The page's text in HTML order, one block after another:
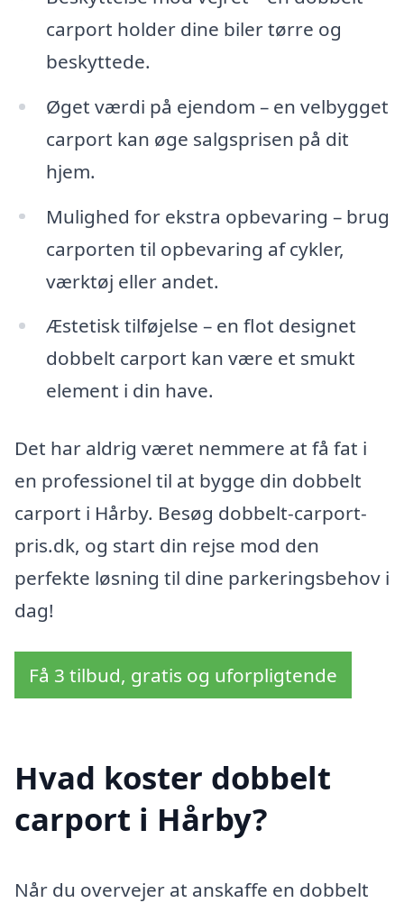
carport holder dine biler tørre og
beskyttede.
Øget værdi på ejendom – en velbygget
carport kan øge salgsprisen på dit
hjem.
Mulighed for ekstra opbevaring – brug
carporten til opbevaring af cykler,
værktøj eller andet.
Æstetisk tilføjelse – en flot designet
dobbelt carport kan være et smukt
element i din have.
Det har aldrig været nemmere at få fat i
en professionel til at bygge din dobbelt
carport i Hårby. Besøg dobbelt-carport-
pris.dk, og start din rejse mod den
perfekte løsning til dine parkeringsbehov i
dag!
Få 3 tilbud, gratis og uforpligtende
Hvad koster dobbelt
carport i Hårby?
Når du overvejer at anskaffe en dobbelt